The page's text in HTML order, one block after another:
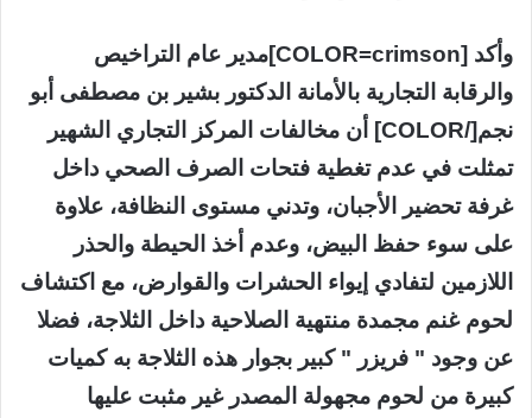
وأكد [COLOR=crimson]مدير عام التراخيص
والرقابة التجارية بالأمانة الدكتور بشير بن مصطفى أبو
نجم[/COLOR] أن مخالفات المركز التجاري الشهير
تمثلت في عدم تغطية فتحات الصرف الصحي داخل
غرفة تحضير الأجبان، وتدني مستوى النظافة، علاوة
على سوء حفظ البيض، وعدم أخذ الحيطة والحذر
اللازمين لتفادي إيواء الحشرات والقوارض، مع اكتشاف
لحوم غنم مجمدة منتهية الصلاحية داخل الثلاجة، فضلا
عن وجود " فريزر " كبير بجوار هذه الثلاجة به كميات
كبيرة من لحوم مجهولة المصدر غير مثبت عليها